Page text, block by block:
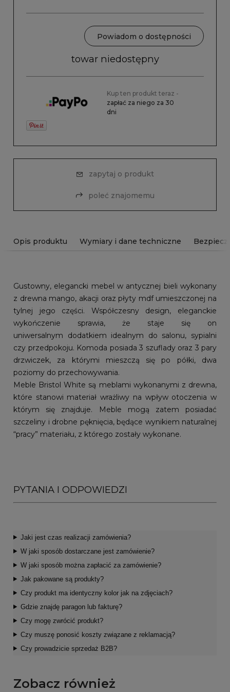
Powiadom o dostępności
towar niedostępny
Kup ten produkt teraz -
zapłać za niego za 30
dni
zapytaj o produkt
poleć znajomemu
Opis produktu Wymiary i dane techniczne
Gustowny, elegancki mebel w antycznej bieli wykonany
z drewna mango, akacji oraz płyty mdf umieszczonej na
tylnej jego części. Współczesny design, eleganckie
wykończenie sprawia, że staje się on
uniwersalnym dodatkiem idealnym do salonu, sypialni
czy przedpokoju. Komoda posiada 3 szuflady oraz 3 pary
drzwiczek, za którymi mieszczą się po półki, dwa
poziomy do przechowywania.
Meble Bristol White są meblami wykonanymi z drewna,
które stanowi materiał wrażliwy na wpływ otoczenia w
którym się znajduje. Meble mogą zatem posiadać
szczeliny i drobne pęknięcia, będące wynikiem naturalnej
“pracy” materiału, z którego zostały wykonane.
PYTANIA I ODPOWIEDZI
Jaki jest czas realizacji zamówienia?
W jaki sposób dostarczane jest zamówienie?
W jaki sposób można zapłacić za zamówienie?
Jak pakowane są produkty?
Czy produkt ma identyczny kolor jak na zdjęciach?
Gdzie znajdę paragon lub fakturę?
Czy mogę zwrócić produkt?
Czy muszę ponosić koszty związane z reklamacją?
Czy prowadzicie sprzedaż B2B?
Zobacz również